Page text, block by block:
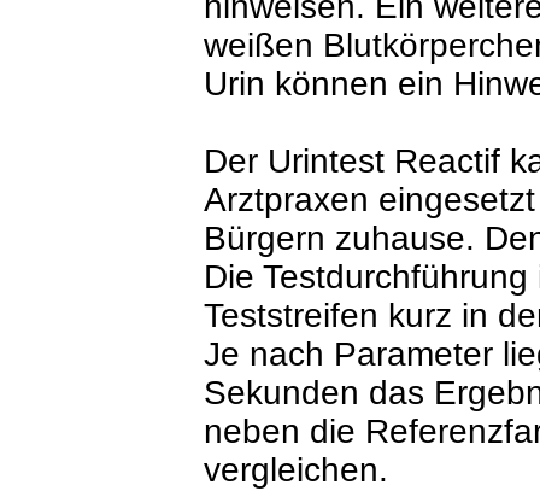
weißen
Urin können ein
Der Urintest Reactif
Arztpraxen
Bürgern zuhause.
Die
Teststreifen kurz in
Je nach Parameter
Sekunden das
neben die
vergleichen.